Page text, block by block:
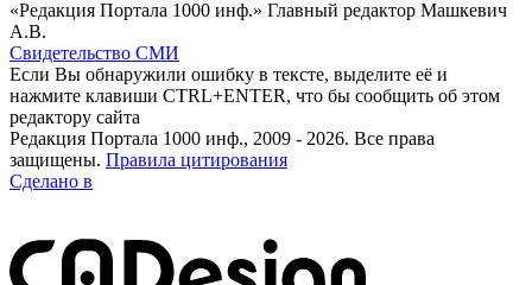
«Редакция Портала 1000 инф.» Главный редактор Машкевич
А.В.
Свидетельство СМИ
Если Вы обнаружили ошибку в тексте, выделите её и
нажмите клавиши CTRL+ENTER, что бы сообщить об этом
редактору сайта
Редакция Портала 1000 инф., 2009 - 2026. Все права
защищены. Правила цитирования
Сделано в